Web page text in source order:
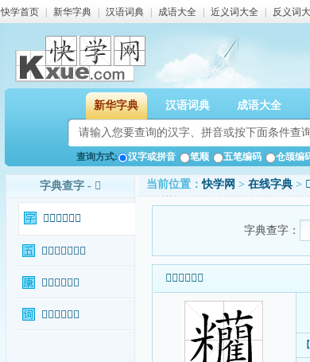
快学首页 新华字典 汉语词典 成语大全 近义词大全 反义词
新华字典 汉语词典 成语大全
查询方式: 汉字或拼音 笔顺 五笔编码 仓颉编
字典查字 - 𥽼
𥽼字基本信息
𥽼字输入法查询
𥽼字康熙字典
𥽼字相关词语
当前位置：快学网 > 在线字典 >
字典查字：
𥽼字基本信息